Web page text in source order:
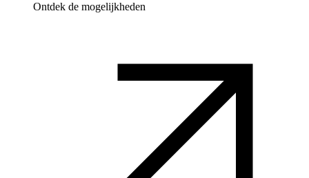
Ontdek de mogelijkheden